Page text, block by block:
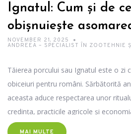
Ignatul: Cum și de
obișnuiește
NOVEMBER 21, 2025
ANDREEA – SPECIALIST ÎN ZOOTEHNIE
Tăierea porcului sau Ignatul este o zi
obiceiuri pentru români. Sărbătorită
aceasta aduce respectarea unor
credinţa, practicile agricole şi
în materialul următor mai multe
MAI MULTE